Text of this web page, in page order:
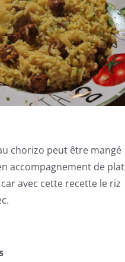
chorizo peut être mangé
accompagnement de plat
avec cette recette le riz